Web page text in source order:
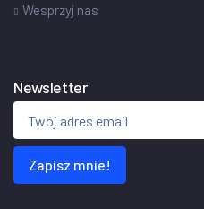
Wesprzyj nas
Newsletter
Zapisz mnie!